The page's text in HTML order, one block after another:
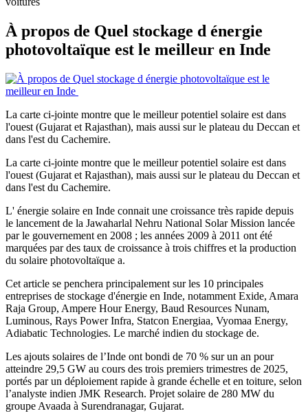
À propos de Quel stockage d énergie
photovoltaïque est le meilleur en Inde
La carte ci-jointe montre que le meilleur potentiel solaire est dans
l'ouest (Gujarat et Rajasthan), mais aussi sur le plateau du Deccan et
dans l'est du Cachemire.
La carte ci-jointe montre que le meilleur potentiel solaire est dans
l'ouest (Gujarat et Rajasthan), mais aussi sur le plateau du Deccan et
dans l'est du Cachemire.
L' énergie solaire en Inde connait une croissance très rapide depuis
le lancement de la Jawaharlal Nehru National Solar Mission lancée
par le gouvernement en 2008 ; les années 2009 à 2011 ont été
marquées par des taux de croissance à trois chiffres et la production
du solaire photovoltaïque a.
Cet article se penchera principalement sur les 10 principales
entreprises de stockage d'énergie en Inde, notamment Exide, Amara
Raja Group, Ampere Hour Energy, Baud Resources Nunam,
Luminous, Rays Power Infra, Statcon Energiaa, Vyomaa Energy,
Adiabatic Technologies. Le marché indien du stockage de.
Les ajouts solaires de l’Inde ont bondi de 70 % sur un an pour
atteindre 29,5 GW au cours des trois premiers trimestres de 2025,
portés par un déploiement rapide à grande échelle et en toiture, selon
l’analyste indien JMK Research. Projet solaire de 280 MW du
groupe Avaada à Surendranagar, Gujarat.